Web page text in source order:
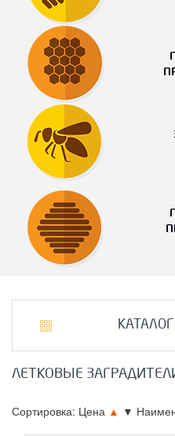
ЛЕТКОВЫЕ
Сортировка: Цена ▲ ▼